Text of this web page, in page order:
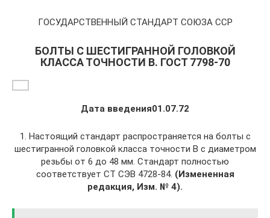
ГОСУДАРСТВЕННЫЙ СТАНДАРТ СОЮЗА ССР
БОЛТЫ С ШЕСТИГРАННОЙ ГОЛОВКОЙ
КЛАССА ТОЧНОСТИ В. ГОСТ 7798-70
Дата введения01.07.72
1. Настоящий стандарт распространяется на болты с
шестигранной го­ловкой класса точности В с диаметром
резьбы от 6 до 48 мм. Стандарт полностью
соответствует СТ СЭВ 4728-84. (Измененная
редакция, Изм. № 4).